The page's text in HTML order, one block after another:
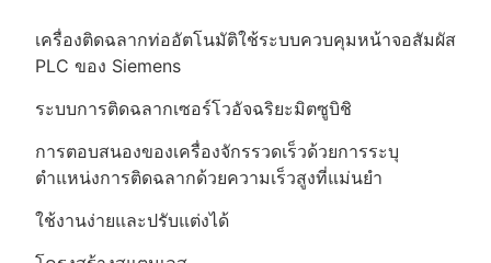
เครื่องติดฉลากท่ออัตโนมัติใช้ระบบควบคุมหน้าจอสัมผัส
PLC ของ Siemens
ระบบการติดฉลากเซอร์โวอัจฉริยะมิตซูบิชิ
การตอบสนองของเครื่องจักรรวดเร็วด้วยการระบุ
ตำแหน่งการติดฉลากด้วยความเร็วสูงที่แม่นยำ
ใช้งานง่ายและปรับแต่งได้